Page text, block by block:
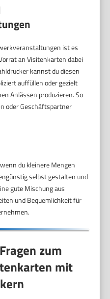
ist es
an Visitenkarten dabei
kannst du diesen
auffüllen oder gezielt
Anlässen produzieren. So
oder Geschäftspartner
du kleinere Mengen
selbst gestalten und
gute Mischung aus
und Bequemlichkeit für
zum
mit